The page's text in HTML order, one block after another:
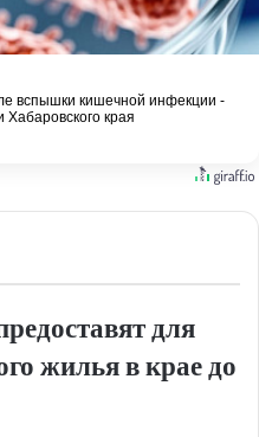
вспышки кишечной инфекции -
Хабаровского края
для
жилья в крае до